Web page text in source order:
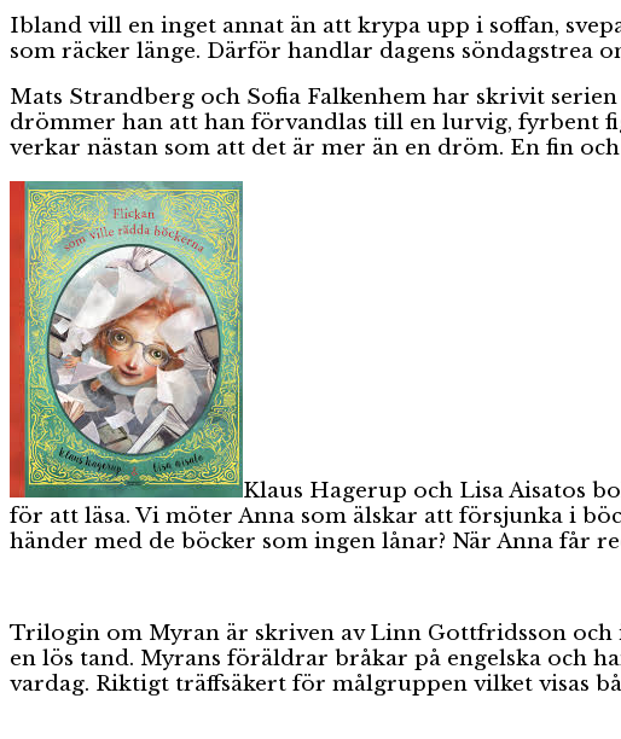
ville
hem
Ibland vill en inget annat än att krypa upp i soffan,
som räcker länge. Därför handlar dagens söndagstrea
Mats Strandberg och Sofia Falkenhem har skrivit
drömmer han att han förvandlas till en lurvig, fyrbent
verkar nästan som att det är mer än en dröm. En fin
Klaus Hagerup och Lisa Aisatos
för att läsa. Vi möter Anna som älskar att försjunka i
händer med de böcker som ingen lånar? När Anna får
Trilogin om Myran är skriven av Linn Gottfridsson och
en lös tand. Myrans föräldrar bråkar på engelska och
vardag. Riktigt träffsäkert för målgruppen vilket visas